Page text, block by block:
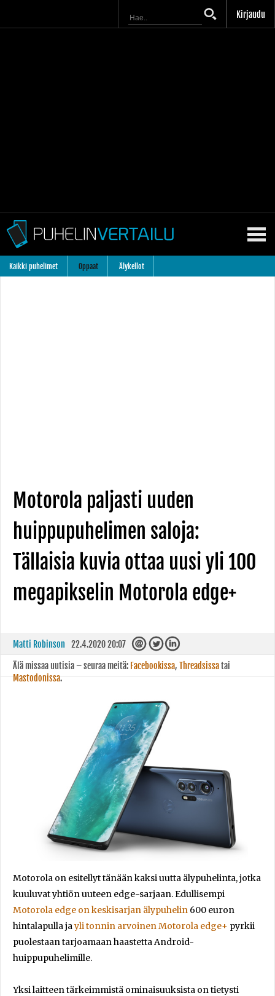
Kirjaudu
Kaikki puhelimet Oppaat Älykellot
Motorola paljasti uuden
huippupuhelimen saloja:
Tällaisia kuvia ottaa uusi yli 100
megapikselin Motorola edge+
Matti Robinson 22.4.2020 20:07
Älä missaa uutisia – seuraa meitä: Facebookissa, Threadsissatai
Mastodonissa.
Motorola on esitellyt tänään kaksi uutta älypuhelinta, jotka
kuuluvat yhtiön uuteen edge-sarjaan. Edullisempi
Motorola edge on keskisarjan älypuhelin 600 euron
hintalapulla jayli tonnin arvoinen Motorola edge+ pyrkii
puolestaan tarjoamaan haastetta Android-
huippupuhelimille.
Yksi laitteen tärkeimmistä ominaisuuksista on tietysti